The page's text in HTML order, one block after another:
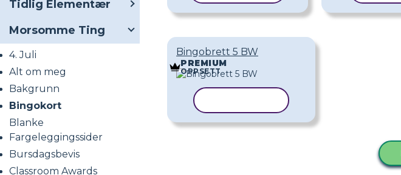
Tidlig Elementær
Morsomme Ting
4. Juli
Alt om meg
Bakgrunn
Bingokort
Blanke
Fargeleggingssider
Bursdagsbevis
Classroom Awards
Bingobrett 5 BW
PREMIUM
OPPSETT